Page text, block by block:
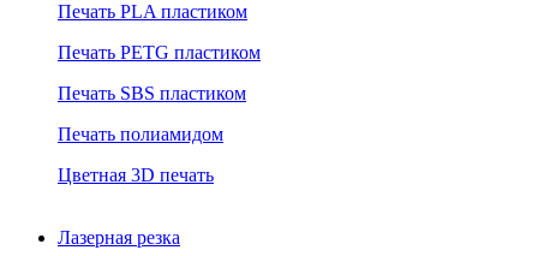
Печать PLA пластиком
Печать PETG пластиком
Печать SBS пластиком
Печать полиамидом
Цветная 3D печать
Лазерная резка